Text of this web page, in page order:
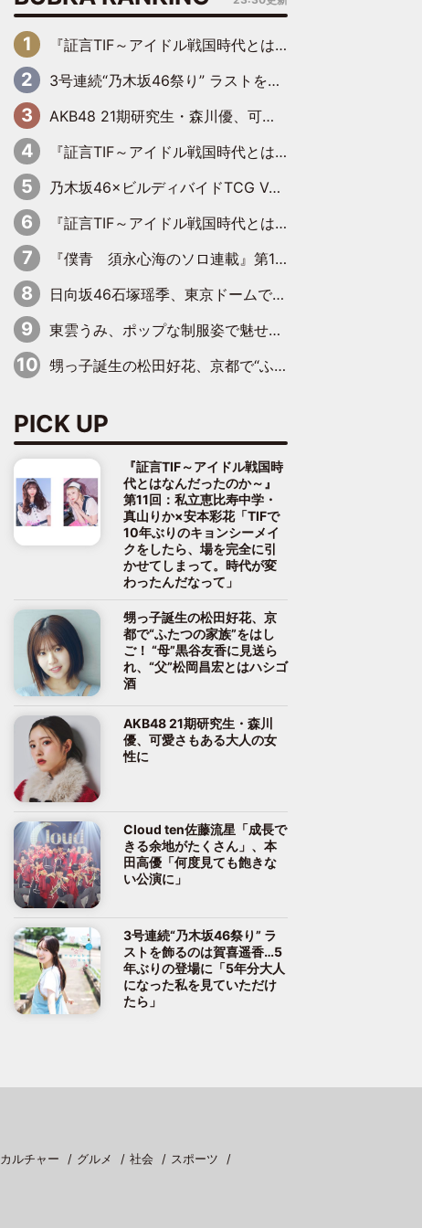
『証言TIF～アイドル戦国時代とはなんだったのか～』第6回：でんぱ組.inc・古川未鈴×相沢梨紗「『ハロプロやりたかったな』って言ったら、夢眠ねむさんに『てめえはでんぱ組．incなんだよ！』って肩パンされて(笑)」
3号連続“乃木坂46祭り” ラストを飾るのは賀喜遥香…5年ぶりの登場に「5年分大人になった私を見ていただけたら」
AKB48 21期研究生・森川優、可愛さもある大人の女性に
『証言TIF～アイドル戦国時代とはなんだったのか～』第10回：さくら学院・武藤彩未×飯田らうら「正直、中3で辞めるというのを信じてなくて。そう言われてはいたけど、嘘でしょって」
乃木坂46×ビルディバイドTCG Vol.2公開 賀喜遥香＆田村真佑が『京まふ』ステージに登壇
『証言TIF～アイドル戦国時代とはなんだったのか～』第11回：私立恵比寿中学・真山りか×安本彩花「TIFで10年ぶりのキョンシーメイクをしたら、場を完全に引かせてしまって。時代が変わったんだなって」
『僕青 須永心海のソロ連載』第18回：「バーゲンセールハンターみうな inしまむら」編
日向坂46石塚瑶季、東京ドームで“観戦バレ”！ ナイツ・塙も認めた「巨人に詳しすぎるアイドル」は元VENUSスクール生で杉内コーチ推し⁉
東雲うみ、ポップな制服姿で魅せる“東雲グリーン”の正体
甥っ子誕生の松田好花、京都で“ふたつの家族”をはしご！ “母”黒谷友香に見送られ、“父”松岡昌宏とはハシゴ酒
PICK UP
『証言TIF～アイドル戦国時
代とはなんだったのか～』
第11回：私立恵比寿中学・
真山りか×安本彩花「TIFで
10年ぶりのキョンシーメイ
クをしたら、場を完全に引
かせてしまって。時代が変
わったんだなって」
甥っ子誕生の松田好花、京
都で“ふたつの家族”をはし
ご！ “母”黒谷友香に見送ら
れ、“父”松岡昌宏とはハシゴ
酒
AKB48 21期研究生・森川
優、可愛さもある大人の女
性に
Cloud ten佐藤流星「成長で
きる余地がたくさん」、本
田高優「何度見ても飽きな
い公演に」
3号連続“乃木坂46祭り” ラ
ストを飾るのは賀喜遥香…5
年ぶりの登場に「5年分大人
になった私を見ていただけ
たら」
カルチャー グルメ 社会
スポーツ